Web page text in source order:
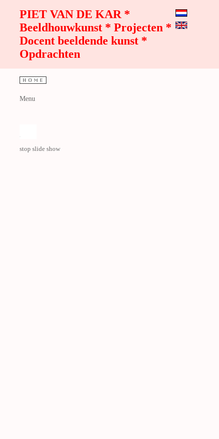
PIET VAN DE KAR *
Beeldhouwkunst * Projecten *
Docent beeldende kunst *
Opdrachten
Menu